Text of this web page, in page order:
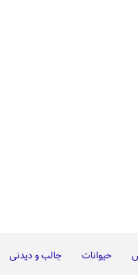
حیوانات جالب و دیدنی